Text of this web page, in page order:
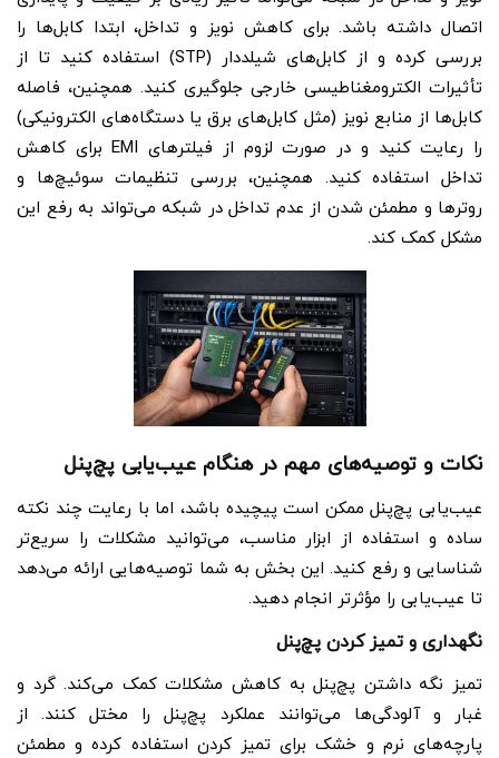
اتصال داشته باشد. برای کاهش نویز و تداخل، ابتدا کابل‌ها را
بررسی کرده و از کابل‌های شیلددار (STP) استفاده کنید تا از
تأثیرات الکترومغناطیسی خارجی جلوگیری کنید. همچنین، فاصله
کابل‌ها از منابع نویز (مثل کابل‌های برق یا دستگاه‌های الکترونیکی)
را رعایت کنید و در صورت لزوم از فیلترهای EMI برای کاهش
تداخل استفاده کنید. همچنین، بررسی تنظیمات سوئیچ‌ها و
روترها و مطمئن شدن از عدم تداخل در شبکه می‌تواند به رفع این
مشکل کمک کند.
نکات و توصیه‌های مهم در هنگام عیب‌یابی پچ‌پنل
عیب‌یابی پچ‌پنل ممکن است پیچیده باشد، اما با رعایت چند نکته
ساده و استفاده از ابزار مناسب، می‌توانید مشکلات را سریع‌تر
شناسایی و رفع کنید. این بخش به شما توصیه‌هایی ارائه می‌دهد
تا عیب‌یابی را مؤثرتر انجام دهید.
نگهداری و تمیز کردن پچ‌پنل
تمیز نگه داشتن پچ‌پنل به کاهش مشکلات کمک می‌کند. گرد و
غبار و آلودگی‌ها می‌توانند عملکرد پچ‌پنل را مختل کنند. از
پارچه‌های نرم و خشک برای تمیز کردن استفاده کرده و مطمئن